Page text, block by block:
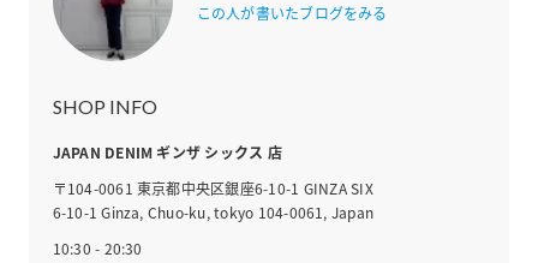
この人が書いたブログをみる
SHOP INFO
JAPAN DENIM ギンザ シックス 店
〒104-0061 東京都中央区銀座6-10-1 GINZA SIX
6-10-1 Ginza, Chuo-ku, tokyo 104-0061, Japan
10:30 - 20:30